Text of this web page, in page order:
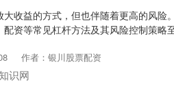
收益的方式，但也伴随着更高的风险
资等常见杠杆方法及其风险控制策略
作者：银川股票配资
识网